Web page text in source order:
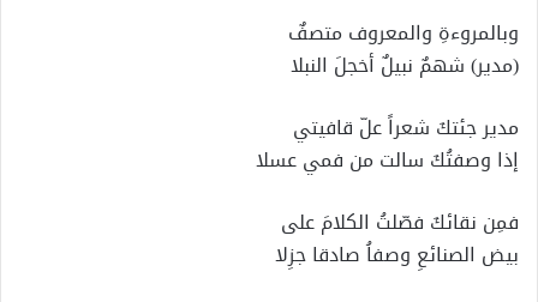
وبالمروءةِ والمعروف متصفٌ
(مدير) شهمٌ نبيلٌ أخجلَ النبلا
مدير جئتكَ شعراً علّ قافيتي
إذا وصفتُكَ سالت من فمي عسلا
فمِن نقائكَ فصّلتُ الكلامَ على
بيض الصنائعِ وصفاُ صادقا جزِلا